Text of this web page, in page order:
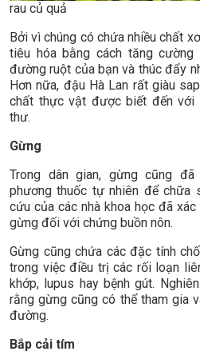
rau củ quả
Bởi vì chúng có chứa nhiều chất
tiêu hóa bằng cách tăng
đường ruột của bạn và thúc đẩy
Hơn nữa, đậu Hà Lan rất giàu
chất thực vật được biết đến với
thư.
Gừng
Trong dân gian, gừng cũng
phương thuốc tự nhiên để chữa
cứu của các nhà khoa học đã
gừng đối với chứng buồn nôn.
Gừng cũng chứa các đặc tính
trong việc điều trị các rối loạn
khớp, lupus hay bệnh gút.
rằng gừng cũng có thể tham gia
đường.
Bắp cải tím